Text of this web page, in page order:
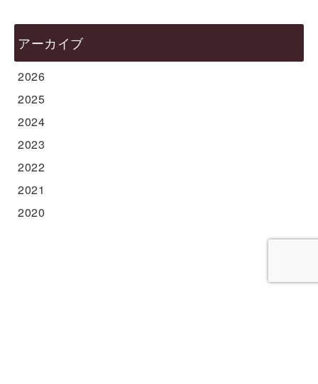
アーカイブ
2026
2025
2024
2023
2022
2021
2020